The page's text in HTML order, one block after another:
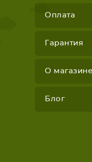
Оплата
Гарантия
О магазине
Блог